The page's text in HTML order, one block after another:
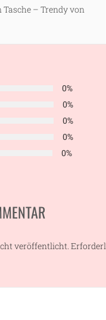
– Trendy von
0%
0%
0%
0%
0%
veröffentlicht.